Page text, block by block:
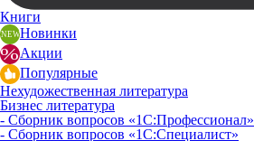
Книги
Новинки
Акции
Популярные
Нехудожественная литература
Бизнес литература
- Сборник вопросов «1С:Профессионал»
- Сборник вопросов «1С:Специалист»